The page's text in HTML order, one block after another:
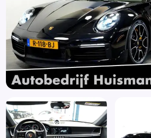
PASM Porsche Active Suspension
PCCB Porsche Carbon Ceramic Brakes
Porsche Vehicle-Tracking-System Plus
Rijstrookwisselhulp (7Y1)
Rondomzicht camera
Sportstoelen in leder
Stoelventilatie
Stoelverwarming
Stoelverwarming (4A3)
Stuurwiel verwarmd